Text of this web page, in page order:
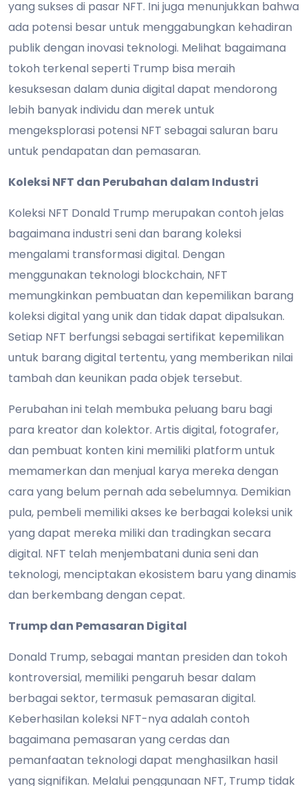
yang sukses di pasar NFT. Ini juga menunjukkan bahwa
ada potensi besar untuk menggabungkan kehadiran
publik dengan inovasi teknologi. Melihat bagaimana
tokoh terkenal seperti Trump bisa meraih
kesuksesan dalam dunia digital dapat mendorong
lebih banyak individu dan merek untuk
mengeksplorasi potensi NFT sebagai saluran baru
untuk pendapatan dan pemasaran.
Koleksi NFT dan Perubahan dalam Industri
Koleksi NFT Donald Trump merupakan contoh jelas
bagaimana industri seni dan barang koleksi
mengalami transformasi digital. Dengan
menggunakan teknologi blockchain, NFT
memungkinkan pembuatan dan kepemilikan barang
koleksi digital yang unik dan tidak dapat dipalsukan.
Setiap NFT berfungsi sebagai sertifikat kepemilikan
untuk barang digital tertentu, yang memberikan nilai
tambah dan keunikan pada objek tersebut.
Perubahan ini telah membuka peluang baru bagi
para kreator dan kolektor. Artis digital, fotografer,
dan pembuat konten kini memiliki platform untuk
memamerkan dan menjual karya mereka dengan
cara yang belum pernah ada sebelumnya. Demikian
pula, pembeli memiliki akses ke berbagai koleksi unik
yang dapat mereka miliki dan tradingkan secara
digital. NFT telah menjembatani dunia seni dan
teknologi, menciptakan ekosistem baru yang dinamis
dan berkembang dengan cepat.
Trump dan Pemasaran Digital
Donald Trump, sebagai mantan presiden dan tokoh
kontroversial, memiliki pengaruh besar dalam
berbagai sektor, termasuk pemasaran digital.
Keberhasilan koleksi NFT-nya adalah contoh
bagaimana pemasaran yang cerdas dan
pemanfaatan teknologi dapat menghasilkan hasil
yang signifikan. Melalui penggunaan NFT, Trump tidak